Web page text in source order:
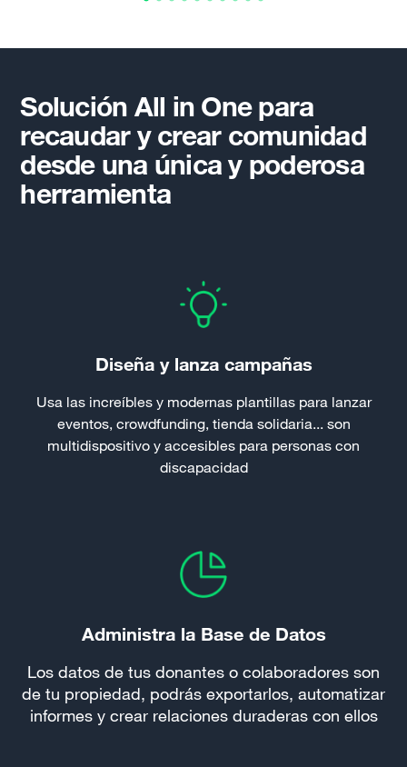
Solución All in Onepara
recaudar y crear comunidad
desde una única y poderosa
herramienta
Diseña y lanza campañas
Usa las increíbles y modernas plantillas para lanzar
eventos, crowdfunding, tienda solidaria... son
multidispositivo y accesibles para personas con
discapacidad
Administra la Base de Datos
Los datos de tus donantes o colaboradores son
de tu propiedad, podrás exportarlos, automatizar
informes y crear relaciones duraderas con ellos